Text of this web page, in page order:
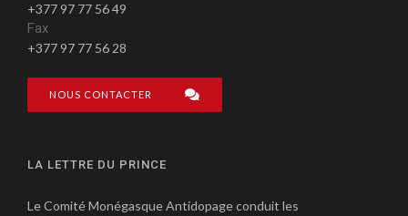
+377 97 77 56 49
Fax
+377 97 77 56 28
NOUS CONTACTER
LA LETTRE DU PRINCE
Le Comité Monégasque Antidopage conduit les